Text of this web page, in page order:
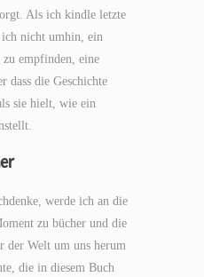
Als ich kindle letzte
ich nicht umhin, ein
empfinden, eine
dass die Geschichte
sie hielt, wie ein
werde ich an die
zu bücher und die
der Welt um uns herum
die in diesem Buch